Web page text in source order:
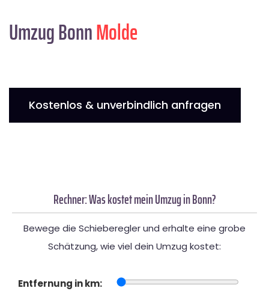
Umzug BonnMolde
Kostenlos & unverbindlich anfragen
Rechner: Was kostet mein Umzug in Bonn?
Bewege die Schieberegler und erhalte eine grobe
Schätzung, wie viel dein Umzug kostet:
Entfernung in km: